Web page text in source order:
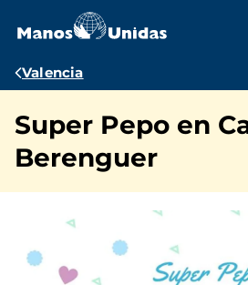
contenido
Ruta
navegación
Valencia
Super Pepo en
Berenguer